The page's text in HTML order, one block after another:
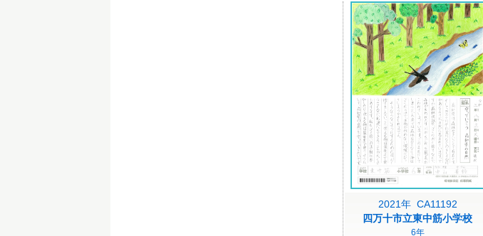
2021年 CA11192
四万十市立東中筋小学校
6年